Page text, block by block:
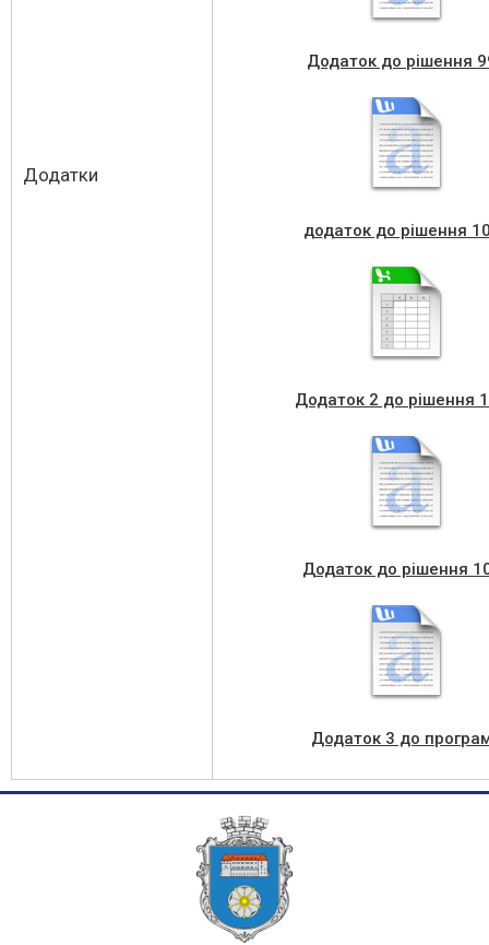
Додатки
Додаток до рішення
додаток до рішення
Додаток 2 до рішення
Додаток до рішення
Додаток 3 до